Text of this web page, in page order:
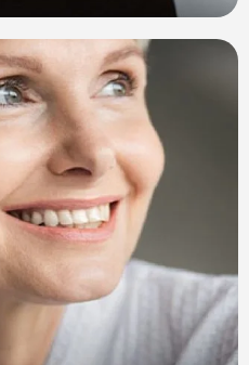
an den Oberschenkeln
nach der Schwangerschaft
und Dehnungsstreifen